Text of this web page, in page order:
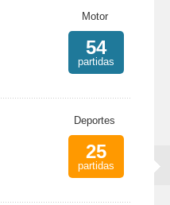
Motor
54
partidas
Deportes
25
partidas